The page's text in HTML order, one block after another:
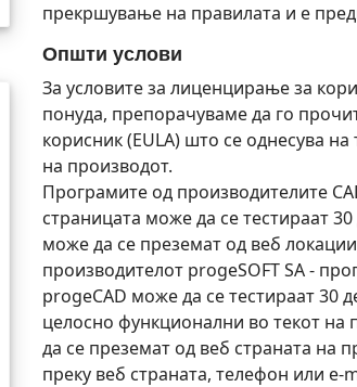
прекршување на правилата и е
Општи услови
За условите за лиценцирање за
понуда, препорачуваме да го
корисник (EULA) што се однесува на
на производот.
Програмите од производителите
страницата може да се тестираат
може да се преземат од веб
производителот progeSOFT SA -
progeCAD може да се тестираат 30
целосно функционални во текот
да се преземат од веб страната на
преку веб страната, телефон или e-